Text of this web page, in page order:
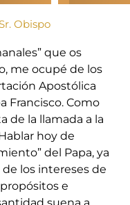
Obispo
que os
me ocupé de los
Apostólica
Francisco. Como
de la llamada a la
hoy de
del Papa, ya
los intereses de
e